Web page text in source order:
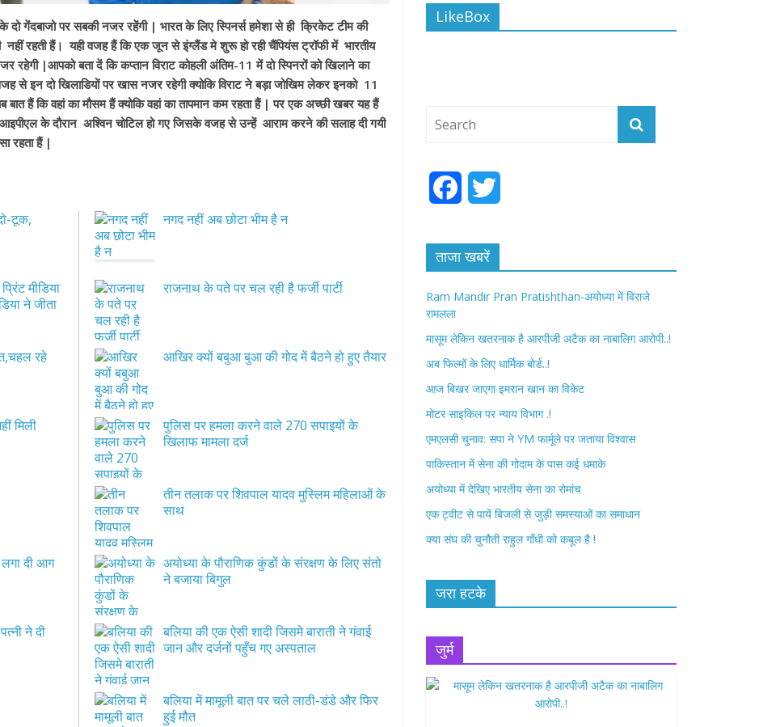
गेंदबाजो पर सबकी नजर रहेंगी | भारत के लिए स्पिनर्स हमेशा से ही क्रिकेट टीम की
नहीं रहती हैं। यही वजह हैं कि एक जून से इंग्लैंड मे शुरू हो रही चैंपियंस ट्रॉफी में भारतीय
|आपको बता दें कि कप्तान विराट कोहली अंतिम-11 में दो स्पिनरों को खिलाने का
से इन दो खिलाडियों पर खास नजर रहेगी क्योकि विराट ने बड़ा जोखिम लेकर इनको 11
हैं कि वहां का मौसम हैं क्योकि वहां का तापमान कम रहता हैं | पर एक अच्छी खबर यह हैं
आइपीएल के दौरान अश्विन चोटिल हो गए जिसके वजह से उन्हें आराम करने की सलाह दी गयी
रहता हैं |
टूक,
मीडिया
ने जीता
रहे
मिली
लगा दी आग
ने दी
नगद नहीं अब छोटा भीम है न
राजनाथ के पते पर चल रही है फर्जी पार्टी
आखिर क्यों बबुआ बुआ की गोद में बैठने हो हुए तैयार
पुलिस पर हमला करने वाले 270 सपाइयों के
खिलाफ मामला दर्ज
तीन तलाक पर शिवपाल यादव मुस्लिम महिलाओं के
साथ
अयोध्या के पौराणिक कुंडों के संरक्षण के लिए संतो
ने बजाया बिगुल
बलिया की एक ऐसी शादी जिसमे बाराती ने गंवाई
जान और दर्जनों पहुँच गए अस्पताल
बलिया में मामूली बात पर चले लाठी-डंडे और फिर
हुई मौत
LikeBox
c
o
k
r
ताजा खबरें
Ram Mandir Pran Pratishthan-अयोध्या में विराजे
रामलला
मासूम लेकिन खतरनाक है आरपीजी अटैक का नाबालिग आरोपी..!
अब फिल्मों के लिए धार्मिक बोर्ड..!
आज बिखर जाएगा इमरान खान का विकेट
मोटर साइकिल पर न्याय विभाग .!
एमएलसी चुनाव: सपा ने YM फार्मूले पर जताया विश्वास
पाकिस्तान में सेना की गोदाम के पास कई धमाके
अयोध्या में देखिए भारतीय सेना का रोमांच
एक ट्वीट से पायें बिजली से जुड़ी समस्याओं का समाधान
क्या संघ की चुनौती राहुल गाँधी को कबूल है !
जरा हटके
जुर्म